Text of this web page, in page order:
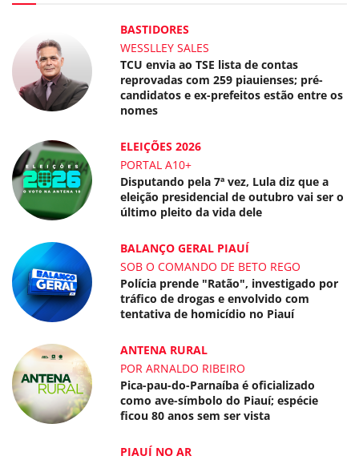
BASTIDORES
WESSLLEY SALES
TCU envia ao TSE lista de contas
reprovadas com 259 piauienses; pré-
candidatos e ex-prefeitos estão entre os
nomes
ELEIÇÕES 2026
PORTAL A10+
Disputando pela 7ª vez, Lula diz que a
eleição presidencial de outubro vai ser o
último pleito da vida dele
BALANÇO GERAL PIAUÍ
SOB O COMANDO DE BETO REGO
Polícia prende "Ratão", investigado por
tráfico de drogas e envolvido com
tentativa de homicídio no Piauí
ANTENA RURAL
POR ARNALDO RIBEIRO
Pica-pau-do-Parnaíba é oficializado
como ave-símbolo do Piauí; espécie
ficou 80 anos sem ser vista
PIAUÍ NO AR